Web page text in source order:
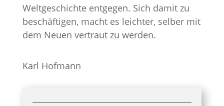
Weltgeschichte entgegen. Sich damit zu
beschäftigen, macht es leichter, selber mit
dem Neuen vertraut zu werden.
Karl Hofmann